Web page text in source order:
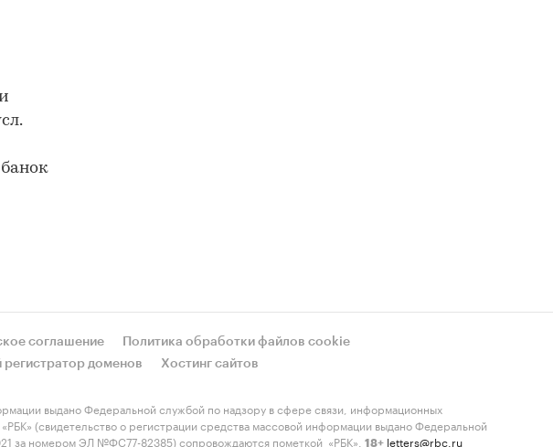
соглашение
Политика обработки файлов cookie
регистратор доменов Хостинг сайтов
выдано Федеральной службой по надзору в сфере связи, информационных
(свидетельство о регистрации средства массовой информации выдано Федеральной
за номером ЭЛ №ФС77-82385) сопровождаются пометкой «РБК».
18+ letters@rbc.ru